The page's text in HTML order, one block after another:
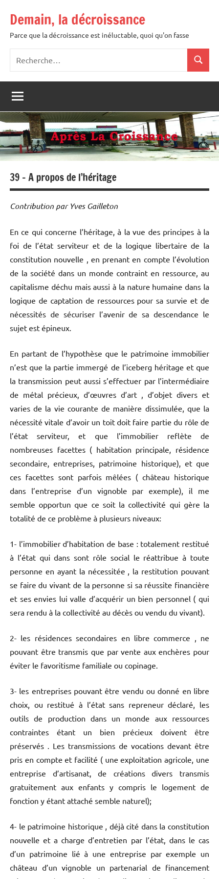
contenu
Demain, la décroissance
Parce que la décroissance est inéluctable, quoi qu'on fasse
Recherche
pour
:
39 – A propos de l’héritage
Contribution par Yves Gailleton
En ce qui concerne l’héritage, à la vue des principes à la
foi de l’état serviteur et de la logique libertaire de la
constitution nouvelle , en prenant en compte l’évolution
de la société dans un monde contraint en ressource, au
capitalisme déchu mais aussi à la nature humaine dans la
logique de captation de ressources pour sa survie et de
nécessités de sécuriser l’avenir de sa descendance le
sujet est épineux.
En partant de l’hypothèse que le patrimoine immobilier
n’est que la partie immergé de l’iceberg héritage et que
la transmission peut aussi s’effectuer par l’intermédiaire
de métal précieux, d’œuvres d’art , d’objet divers et
varies de la vie courante de manière dissimulée, que la
nécessité vitale d’avoir un toit doit faire partie du rôle de
l’état serviteur, et que l’immobilier reflète de
nombreuses facettes ( habitation principale, résidence
secondaire, entreprises, patrimoine historique), et que
ces facettes sont parfois mêlées ( château historique
dans l’entreprise d’un vignoble par exemple), il me
semble opportun que ce soit la collectivité qui gère la
totalité de ce problème à plusieurs niveaux:
1- l’immobilier d’habitation de base : totalement restitué
à l’état qui dans sont rôle social le réattribue à toute
personne en ayant la nécessitée , la restitution pouvant
se faire du vivant de la personne si sa réussite financière
et ses envies lui valle d’acquérir un bien personnel ( qui
sera rendu à la collectivité au décès ou vendu du vivant).
2- les résidences secondaires en libre commerce , ne
pouvant être transmis que par vente aux enchères pour
éviter le favoritisme familiale ou copinage.
3- les entreprises pouvant être vendu ou donné en libre
choix, ou restitué à l’état sans repreneur déclaré, les
outils de production dans un monde aux ressources
contraintes étant un bien précieux doivent être
préservés . Les transmissions de vocations devant être
pris en compte et facilité ( une exploitation agricole, une
entreprise d’artisanat, de créations divers transmis
gratuitement aux enfants y compris le logement de
fonction y étant attaché semble naturel);
4- le patrimoine historique , déjà cité dans la constitution
nouvelle et a charge d’entretien par l’état, dans le cas
d’un patrimoine lié à une entreprise par exemple un
château d’un vignoble un partenarial de financement